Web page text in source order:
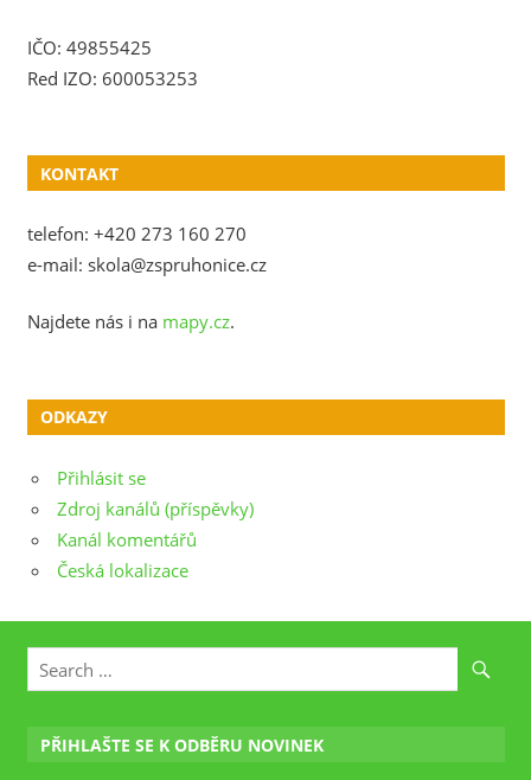
IČO: 49855425
Red IZO: 600053253
KONTAKT
telefon: +420 273 160 270
e-mail: skola@zspruhonice.cz
Najdete nás i na mapy.cz.
ODKAZY
Přihlásit se
Zdroj kanálů (příspěvky)
Kanál komentářů
Česká lokalizace
PŘIHLAŠTE SE K ODBĚRU NOVINEK